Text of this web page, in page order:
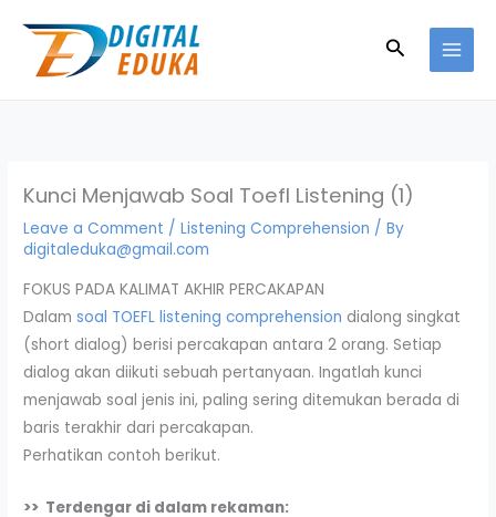
content
Search
Kunci Menjawab Soal Toefl Listening (1)
Leave a Comment /Listening Comprehension / By
digitaleduka@gmail.com
FOKUS PADA KALIMAT AKHIR PERCAKAPAN
Dalamsoal TOEFL listening comprehension dialong singkat
(short dialog) berisi percakapan antara 2 orang. Setiap
dialog akan diikuti sebuah pertanyaan. Ingatlah kunci
menjawab soal jenis ini, paling sering ditemukan berada di
baris terakhir dari percakapan.
Perhatikan contoh berikut.
>> Terdengar di dalam rekaman: